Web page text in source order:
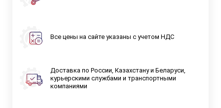
Все цены на сайте указаны с учетом НДС
Доставка по России, Казахстану и Беларуси,
курьерскими службами и транспортными
компаниями